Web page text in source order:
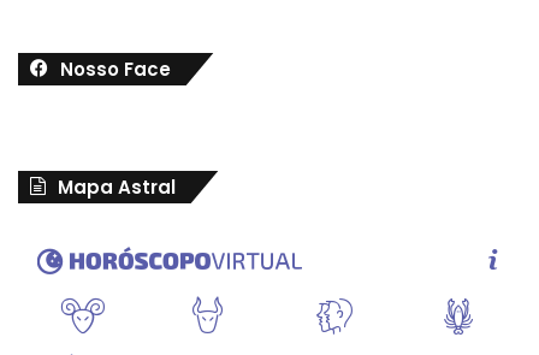
Nosso Face
Mapa Astral